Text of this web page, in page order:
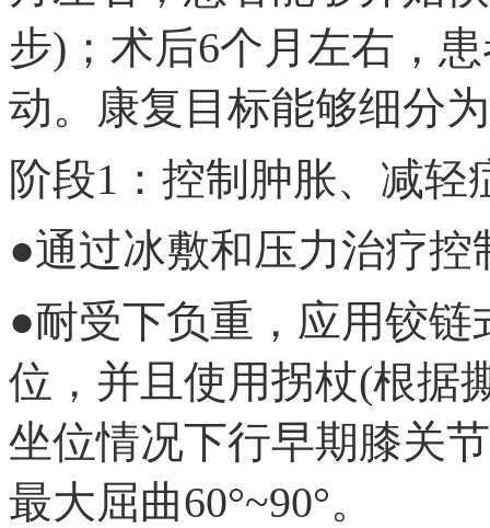
步)；术后6个月左右，
动。康复目标能够细分
阶段1：控制肿胀、减轻
●通过冰敷和压力治疗控
●耐受下负重，应用铰
位，并且使用拐杖(根据
坐位情况下行早期膝关
最大屈曲60°~90°。